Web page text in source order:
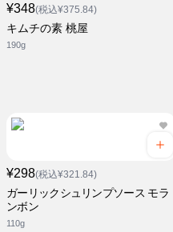
¥348(税込¥375.84)
キムチの素 桃屋
190g
¥298(税込¥321.84)
ガーリックシュリンプソース モラ
ンボン
110g